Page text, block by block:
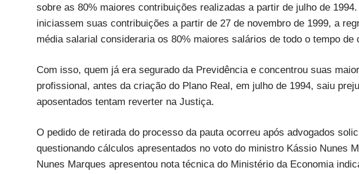
sobre as 80% maiores contribuições realizadas a partir de julho de
iniciassem suas contribuições a partir de 27 de novembro de 1999, a
média salarial consideraria os 80% maiores salários de todo o tempo de
Com isso, quem já era segurado da Previdência e concentrou suas
profissional, antes da criação do Plano Real, em julho de 1994, saiu
aposentados tentam reverter na Justiça.
O pedido de retirada do processo da pauta ocorreu após advogados
questionando cálculos apresentados no voto do ministro Kássio Nunes
Nunes Marques apresentou nota técnica do Ministério da Economia